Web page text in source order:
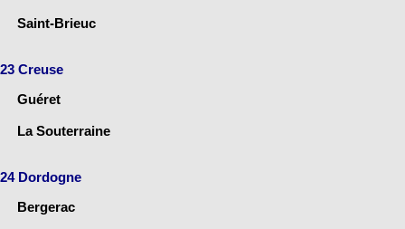
Saint-Brieuc
23 Creuse
Guéret
La Souterraine
24 Dordogne
Bergerac